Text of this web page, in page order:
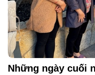
Những ngày cuối